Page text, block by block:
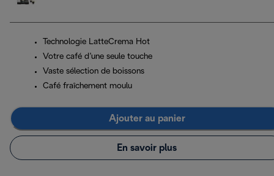
Technologie LatteCrema Hot
Votre café d’une seule touche
Vaste sélection de boissons
Café fraîchement moulu
Ajouter au panier
En savoir plus